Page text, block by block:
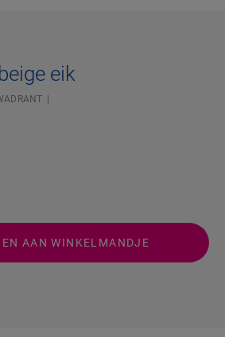
eik
AAN WINKELMANDJE